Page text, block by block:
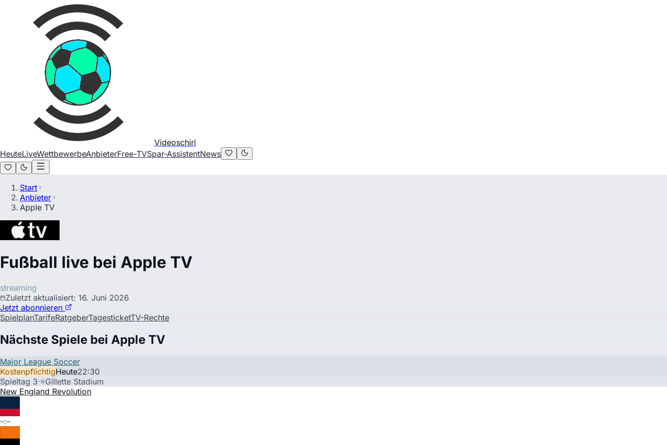
Videoschiri
HeuteLiveWettbewerbeAnbieterFree-TVSpar-AssistentNews
Start
Anbieter
Apple TV
Fußball live bei Apple TV
streaming
Zuletzt aktualisiert: 16. Juni 2026
Jetzt abonnieren
SpielplanTarifeRatgeberTagesticketTV-Rechte
Nächste Spiele bei Apple TV
Major League Soccer
KostenpflichtigHeute22:30
Spieltag 3· Gillette Stadium
New England Revolution
–:–